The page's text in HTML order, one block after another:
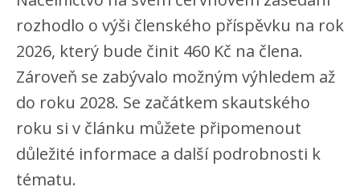
rozhodlo o výši členského příspěvku na rok
2026, který bude činit 460 Kč na člena.
Zároveň se zabývalo možným výhledem až
do roku 2028. Se začátkem skautského
roku si v článku můžete připomenout
důležité informace a další podrobnosti k
tématu.